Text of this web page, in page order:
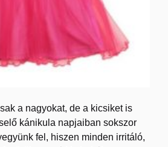
a nagyokat, de a kicsiket is
kánikula napjaiban sokszor
fel, hiszen minden irritáló,